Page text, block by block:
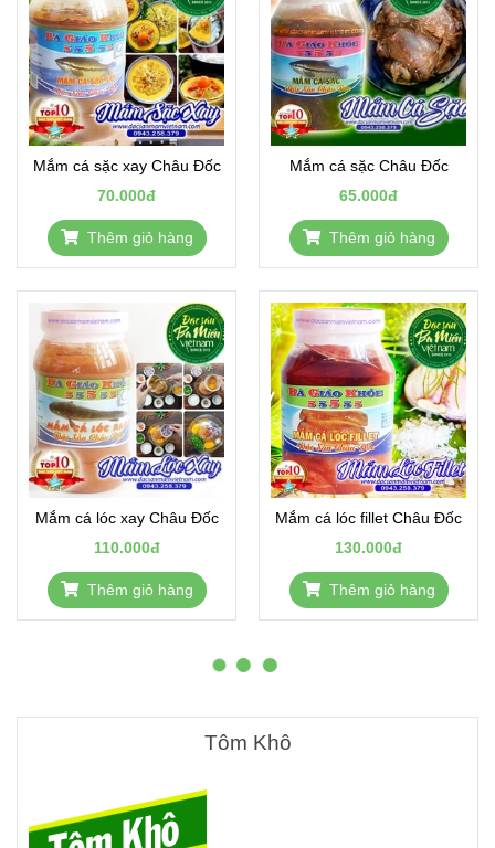
Mắm cá sặc xay Châu Đốc
70.000đ
Thêm giỏ hàng
Mắm cá sặc Châu Đốc
65.000đ
Thêm giỏ hàng
Mắm cá lóc xay Châu Đốc
110.000đ
Thêm giỏ hàng
Mắm cá lóc fillet Châu Đốc
130.000đ
Thêm giỏ hàng
Tôm Khô